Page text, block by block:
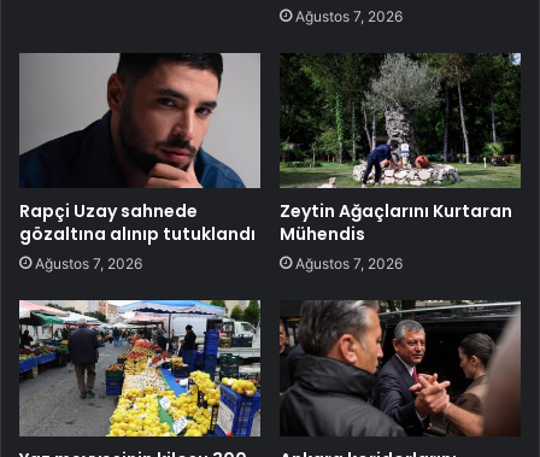
Ağustos 7, 2026
Rapçi Uzay sahnede
gözaltına alınıp tutuklandı
Ağustos 7, 2026
Zeytin Ağaçlarını Kurtaran
Mühendis
Ağustos 7, 2026